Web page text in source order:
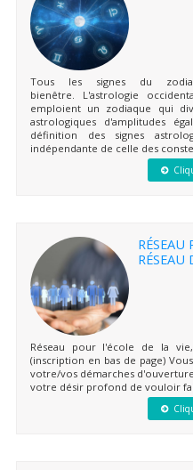
Tous les signes du
bienêtre. L'astrologie
emploient un zodiaque qui
astrologiques d'amplitudes
définition des signes
indépendante de celle des
RÉSEAU
RÉSEAU
Réseau pour l'école de la
(inscription en bas de page)
votre/vos démarches
votre désir profond de vouloir